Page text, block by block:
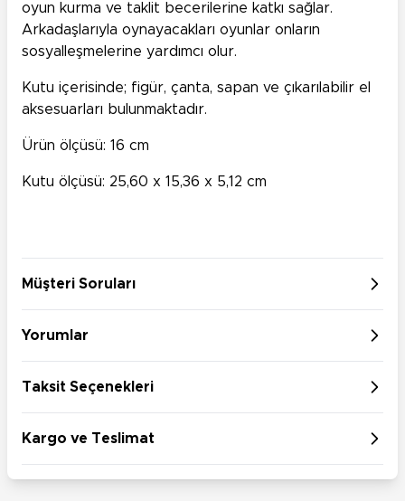
oyun kurma ve taklit becerilerine katkı sağlar.
Arkadaşlarıyla oynayacakları oyunlar onların
sosyalleşmelerine yardımcı olur.
Kutu içerisinde; figür, çanta, sapan ve çıkarılabilir el
aksesuarları bulunmaktadır.
Ürün ölçüsü: 16 cm
Kutu ölçüsü: 25,60 x 15,36 x 5,12 cm
Müşteri Soruları
Yorumlar
Taksit Seçenekleri
Kargo ve Teslimat